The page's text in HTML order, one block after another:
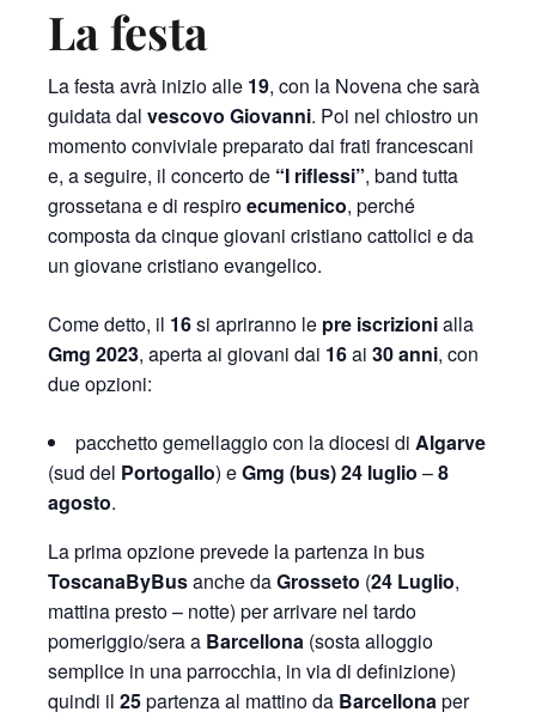
La festa
La festa avrà inizio alle 19, con la Novena che sarà
guidata dal vescovo Giovanni. Poi nel chiostro un
momento conviviale preparato dai frati francescani
e, a seguire, il concerto de “I riflessi”, band tutta
grossetana e di respiroecumenico, perché
composta da cinque giovani cristiano cattolici e da
un giovane cristiano evangelico.
Come detto, il 16si apriranno le pre iscrizionialla
Gmg 2023, aperta ai giovani dai 16ai 30 anni, con
due opzioni:
pacchetto gemellaggio con la diocesi di Algarve
(sud del Portogallo) eGmg (bus)24 luglio –8
agosto.
La prima opzione prevede la partenza in bus
ToscanaByBusanche daGrosseto (24 Luglio,
mattina presto – notte) per arrivare nel tardo
pomeriggio/sera a Barcellona (sosta alloggio
semplice in una parrocchia, in via di definizione)
quindi il 25partenza al mattino da Barcellonaper